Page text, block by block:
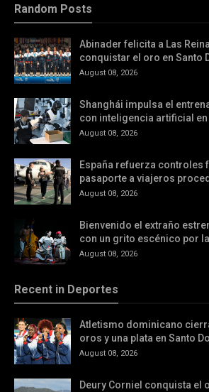
Random Posts
Abinader felicita a Las
conquistar el oro en Santo
August 08, 2026
Shanghái impulsa el
con inteligencia artificial
August 08, 2026
España refuerza controles
pasaporte a viajeros
August 08, 2026
Bienvenido el extraño
con un grito escénico por
August 08, 2026
Recent in Deportes
Atletismo dominicano
oros y una plata en Santo
August 08, 2026
Deury Corniel conquista el